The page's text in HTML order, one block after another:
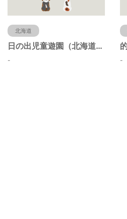
北海道
日の出児童遊園（北海道函館市）
- -